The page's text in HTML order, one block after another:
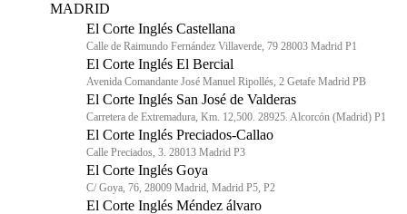
MADRID
El Corte Inglés Castellana
Calle de Raimundo Fernández Villaverde, 79 28003 Madrid P1
El Corte Inglés El Bercial
Avenida Comandante José Manuel Ripollés, 2 Getafe Madrid PB
El Corte Inglés San José de Valderas
Carretera de Extremadura, Km. 12,500. 28925. Alcorcón (Madrid) P1
El Corte Inglés Preciados-Callao
Calle Preciados, 3. 28013 Madrid P3
El Corte Inglés Goya
C/ Goya, 76, 28009 Madrid, Madrid P5, P2
El Corte Inglés Méndez álvaro